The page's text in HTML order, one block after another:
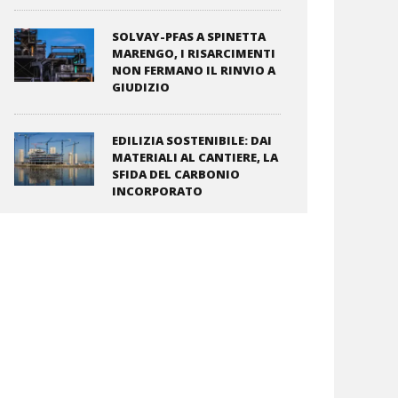
SOLVAY-PFAS A SPINETTA
MARENGO, I RISARCIMENTI
NON FERMANO IL RINVIO A
GIUDIZIO
EDILIZIA SOSTENIBILE: DAI
MATERIALI AL CANTIERE, LA
SFIDA DEL CARBONIO
INCORPORATO